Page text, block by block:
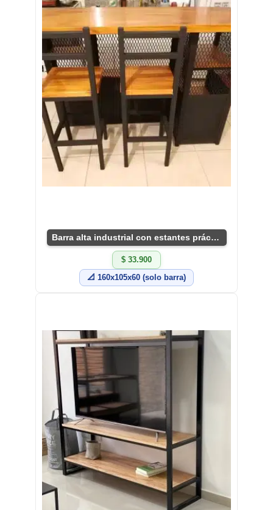
Barra alta industrial con estantes prácticos
$ 33.900
📐 160x105x60 (solo barra)